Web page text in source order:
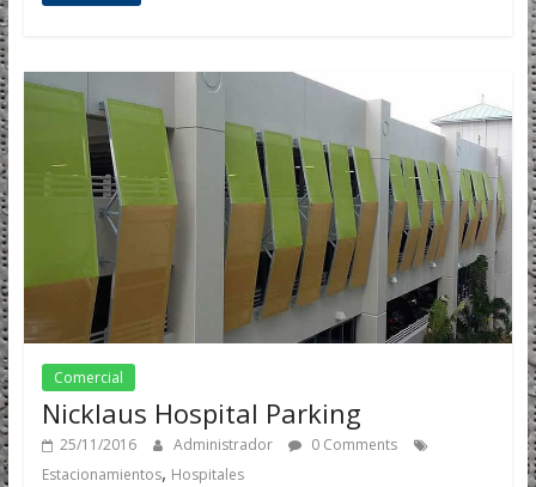
Comercial
Nicklaus Hospital Parking
25/11/2016 Administrador
0 Comments
Estacionamientos, Hospitales